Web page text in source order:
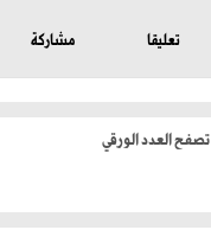
تعليقا مشاركة
تصفح العدد الورقي